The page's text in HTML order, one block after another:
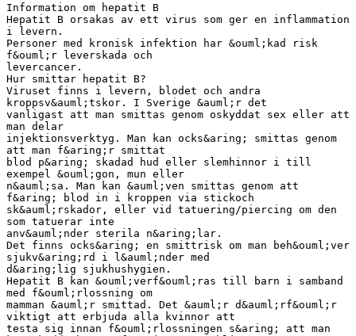
Information om hepatit B
Hepatit B orsakas av ett virus som ger en inflammation
i levern.
Personer med kronisk infektion har &ouml;kad risk
f&ouml;r leverskada och
levercancer.
Hur smittar hepatit B?
Viruset finns i levern, blodet och andra
kroppsv&auml;tskor. I Sverige &auml;r det
vanligast att man smittas genom oskyddat sex eller att
man delar
injektionsverktyg. Man kan ocks&aring; smittas genom
att man f&aring;r smittat
blod p&aring; skadad hud eller slemhinnor i till
exempel &ouml;gon, mun eller
n&auml;sa. Man kan &auml;ven smittas genom att
f&aring; blod in i kroppen via stickoch
sk&auml;rskador, eller vid tatuering/piercing om den
som tatuerar inte
anv&auml;nder sterila n&aring;lar.
Det finns ocks&aring; en smittrisk om man beh&ouml;ver
sjukv&aring;rd i l&auml;nder med
d&aring;lig sjukhushygien.
Hepatit B kan &ouml;verf&ouml;ras till barn i samband
med f&ouml;rlossning om
mamman &auml;r smittad. Det &auml;r d&auml;rf&ouml;r
viktigt att erbjuda alla kvinnor att
testa sig innan f&ouml;rlossningen s&aring; att man